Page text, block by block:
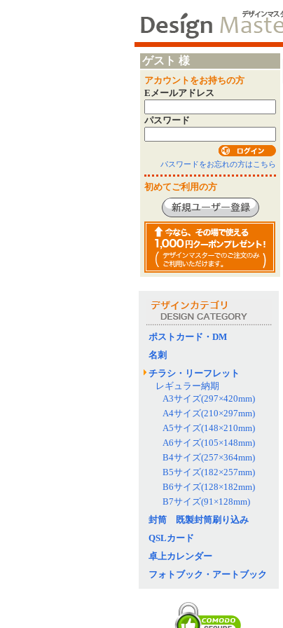
ゲスト 様
アカウントをお持ちの方
Eメールアドレス
パスワード
パスワードをお忘れの方はこちら
初めてご利用の方
ポストカード・DM
名刺
チラシ・リーフレット
レギュラー納期
A3サイズ(297×420mm)
A4サイズ(210×297mm)
A5サイズ(148×210mm)
A6サイズ(105×148mm)
B4サイズ(257×364mm)
B5サイズ(182×257mm)
B6サイズ(128×182mm)
B7サイズ(91×128mm)
封筒 既製封筒刷り込み
QSLカード
卓上カレンダー
フォトブック・アートブック